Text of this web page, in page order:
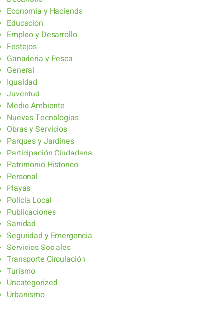
Economia y Hacienda
Educación
Empleo y Desarrollo
Festejos
Ganaderia y Pesca
General
Igualdad
Juventud
Medio Ambiente
Nuevas Tecnologias
Obras y Servicios
Parques y Jardines
Participación Ciudadana
Patrimonio Historico
Personal
Playas
Policia Local
Publicaciones
Sanidad
Seguridad y Emergencia
Servicios Sociales
Transporte Circulación
Turismo
Uncategorized
Urbanismo